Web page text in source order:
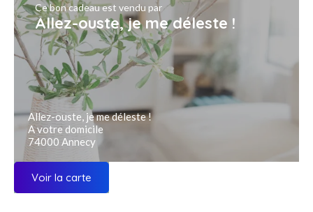
Ce bon cadeau est vendu par
Allez-ouste, je me déleste !
Allez-ouste, je me déleste !
A votre domicile
74000 Annecy
Voir la carte